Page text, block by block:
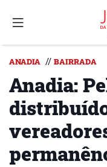
ANADIA // BAIRRADA
Anadia: